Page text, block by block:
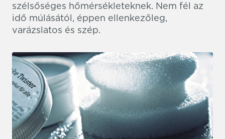
szélsőséges hőmérsékleteknek. Nem fél az
idő múlásától, éppen ellenkezőleg,
varázslatos és szép.